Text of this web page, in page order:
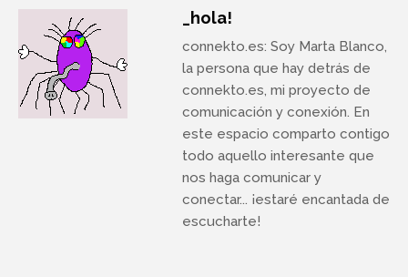
_hola!
connekto.es: Soy Marta Blanco,
la persona que hay detrás de
connekto.es, mi proyecto de
comunicación y conexión. En
este espacio comparto contigo
todo aquello interesante que
nos haga comunicar y
conectar... ¡estaré encantada de
escucharte!